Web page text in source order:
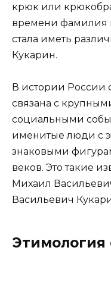
крюк или
времени фамилия
стала иметь
Кукарин.
В истории России
связана с
социальными
именитые люди с
знаковыми
веков. Это такие
Михаил
Васильевич